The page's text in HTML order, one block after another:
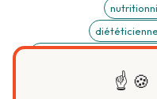
Trouble digestif